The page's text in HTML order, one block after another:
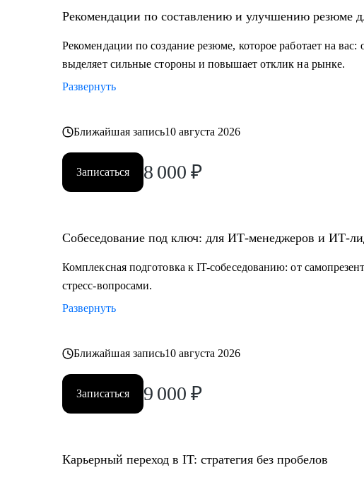
⦁ Тем, кто хочет начать свой путь в ИТ.
⦁ Тестировщикам, разработчикам, инженерам.
Рекомендации по составлению и улучшению резюме
Рекомендации по создание резюме, которое работает на вас:
выделяет сильные стороны и повышает отклик на рынке.
Развернуть
Ближайшая запись10 августа 2026
Записаться 8 000 ₽
Собеседование под ключ: для ИТ-менеджеров и ИТ-
Комплексная подготовка к IT-собеседованию: от
стресс-вопросами.
Развернуть
Ближайшая запись10 августа 2026
Записаться 9 000 ₽
Карьерный переход в IT: стратегия без пробелов